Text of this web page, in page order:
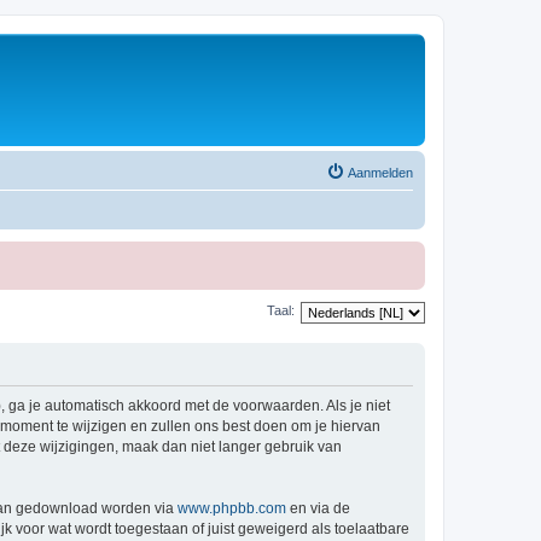
Aanmelden
Taal:
ga je automatisch akkoord met de voorwaarden. Als je niet
te wijzigen en zullen ons best doen om je hiervan
wijzigingen, maak dan niet langer gebruik van
gedownload worden via www.phpbb.com en via de
voor wat wordt toegestaan of juist geweigerd als toelaatbare